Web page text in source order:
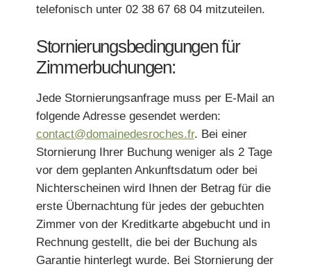
telefonisch unter 02 38 67 68 04 mitzuteilen.
Stornierungsbedingungen für
Zimmerbuchungen:
Jede Stornierungsanfrage muss per E-Mail an
folgende Adresse gesendet werden:
contact@domainedesroches.fr. Bei einer
Stornierung Ihrer Buchung weniger als 2 Tage
vor dem geplanten Ankunftsdatum oder bei
Nichterscheinen wird Ihnen der Betrag für die
erste Übernachtung für jedes der gebuchten
Zimmer von der Kreditkarte abgebucht und in
Rechnung gestellt, die bei der Buchung als
Garantie hinterlegt wurde. Bei Stornierung der
Datum:*
Wann möchten Sie reservieren? *
Eine besondere Anmerkung?
Datum der Ankunft :
Ihr Wunschtermin * Anzahl Personen *
Besondere Anmerkungen (Allergien)?
E-Mail :
Telefon :
*